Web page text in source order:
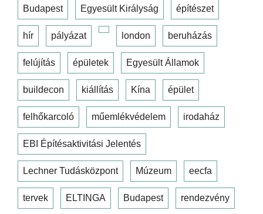
Budapest Egyesült Királyság építészet
hír pályázat london beruházás
felújítás épületek Egyesült Államok
buildecon kiállítás Kína épület
felhőkarcoló műemlékvédelem irodaház
EBI Építésaktivitási Jelentés
Lechner Tudásközpont Múzeum eecfa
tervek ELTINGA Budapest rendezvény